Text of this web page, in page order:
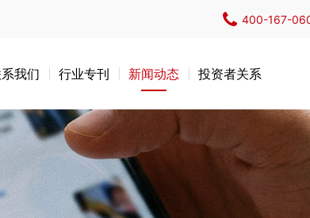
400-167-
咨询服务
外
高端半导体 医院
我们 行业专刊 新闻动态 投资者关系